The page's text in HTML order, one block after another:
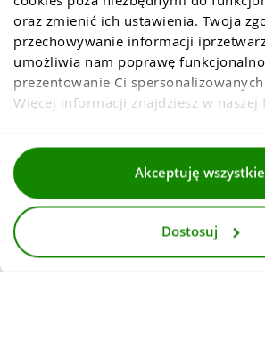
oraz zmienić ich ustawienia. Twoja
przechowywanie informacji
umożliwia nam poprawę
prezentowanie Ci
Więcej informacji znajdziesz w naszej
Akceptuję wszystkie
Dostosuj
Regulaminy
Dla mediów